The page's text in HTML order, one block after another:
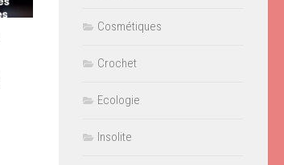
Cosmétiques
Crochet
Ecologie
Insolite